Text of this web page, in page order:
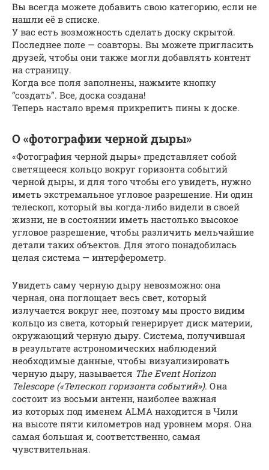
Вы всегда можете добавить свою категорию, если не
нашли её в списке.
У вас есть возможность сделать доску скрытой.
Последнее поле — соавторы. Вы можете пригласить
друзей, чтобы они также могли добавлять контент
на страницу.
Когда все поля заполнены, нажмите кнопку
“создать”. Все, доска создана!
Теперь настало время прикрепить пины к доске.
О «фотографии черной дыры»
«Фотография черной дыры» представляет собой
светящееся кольцо вокруг горизонта событий
черной дыры, и для того чтобы его увидеть, нужно
иметь экстремальное угловое разрешение. Ни один
телескоп, который вы когда-либо видели в своей
жизни, не в состоянии иметь настолько высокое
угловое разрешение, чтобы различить мельчайшие
детали таких объектов. Для этого понадобилась
целая система — интерферометр.
Увидеть саму черную дыру невозможно: она
черная, она поглощает весь свет, который
излучается вокруг нее, поэтому мы просто видим
кольцо из света, который генерирует диск материи,
окружающий черную дыру. Система, получившая
в результате астрономических наблюдений
необходимые данные, чтобы визуализировать
черную дыру, называется The Event Horizon
Telescope («Телескоп горизонта событий»). Она
состоит из восьми антенн, наиболее важная
из которых под именем ALMA находится в Чили
на высоте пяти километров над уровнем моря. Она
самая большая и, соответственно, самая
чувствительная.